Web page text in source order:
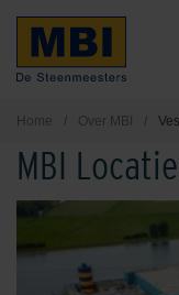
Home / Over MBI /
MBI